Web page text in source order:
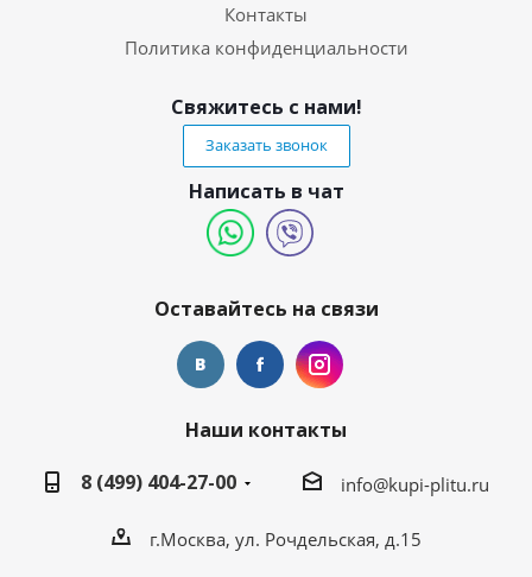
Контакты
Политика конфиденциальности
Свяжитесь с нами!
Заказать звонок
Написать в чат
Оставайтесь на связи
Наши контакты
8 (499) 404-27-00
info@kupi-plitu.ru
г.Москва, ул. Рочдельская, д.15